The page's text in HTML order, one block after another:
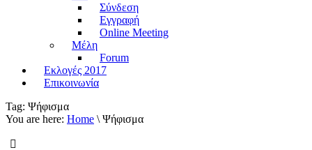
Σύνδεση
Εγγραφή
Online Meeting
Μέλη
Forum
Εκλογές 2017
Επικοινωνία
Tag: Ψήφισμα
You are here: Home \ Ψήφισμα